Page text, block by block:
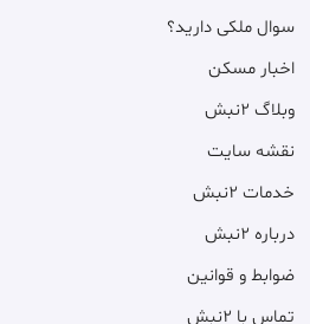
سوال ملکی دارید؟
اخبار مسکن
وبلاگ ۲نبش
نقشه سایت
خدمات ۲نبش
درباره ۲نبش
ضوابط و قوانین
تماس با ۲نبش